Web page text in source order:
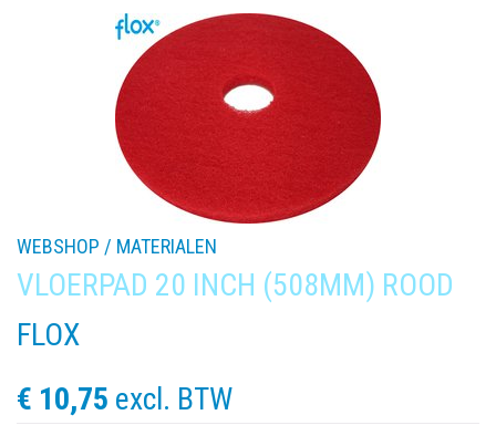
WEBSHOP / MATERIALEN
VLOERPAD 20 INCH (508MM) ROOD
FLOX
€ 10,75 excl. BTW